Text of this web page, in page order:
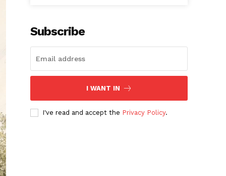
Subscribe
I WANT IN
I've read and accept the Privacy Policy.